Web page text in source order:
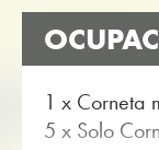
disponible.
dificultad B /
para
puede
búsqueda
1 x Corneta
5 x Solo